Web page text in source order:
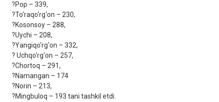
?Pop – 339,
?To‘raqo‘rg‘on – 230,
?Kosonsoy – 288,
?Uychi – 208,
?Yangiqo‘rg‘on – 332,
? Uchqo‘rg‘on – 257,
?Chortoq – 291,
?Namangan – 174
?Norin – 213,
?Mingbuloq – 193 tani tashkil etdi.